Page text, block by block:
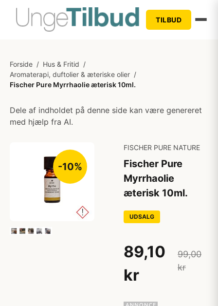
TILBUD
Forside / Hus & Fritid /
Aromaterapi, duftolier & æteriske olier /
Fischer Pure Myrrhaolie æterisk 10ml.
Dele af indholdet på denne side kan være genereret
med hjælp fra AI.
-10%
FISCHER PURE NATURE
Fischer Pure
Myrrhaolie
æterisk 10ml.
UDSALG
89,10
kr
99,00
kr